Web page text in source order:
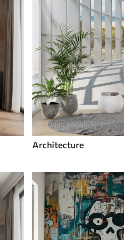
Architecture